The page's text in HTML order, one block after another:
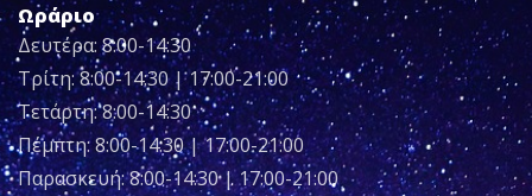
Ωράριο
Δευτέρα: 8:00-14:30
Τρίτη: 8:00-14:30 | 17:00-21:00
Τετάρτη: 8:00-14:30
Πέμπτη: 8:00-14:30 | 17:00-21:00
Παρασκευή: 8:00-14:30 | 17:00-21:00